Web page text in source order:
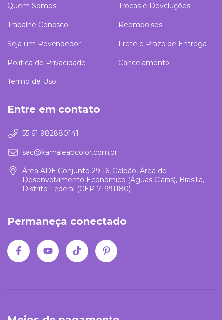
Quem Somos
Trabalhe Conosco
Seja um Revendedor
Politica de Privacidade
Termo de Uso
Trocas e Devoluções
Reembolsos
Frete e Prazo de Entrega
Cancelamento
Entre em contato
55 61 982880141
sac@kamaleaocolor.com.br
Área ADE Conjunto 29 16, Galpão, Área de
Desenvolvimento Econômico (Águas Claras), Brasília,
Distrito Federal (CEP 71991180)
Permaneça conectado